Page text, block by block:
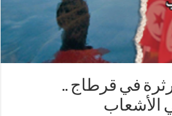
في قرطاج ..
الأشعاب